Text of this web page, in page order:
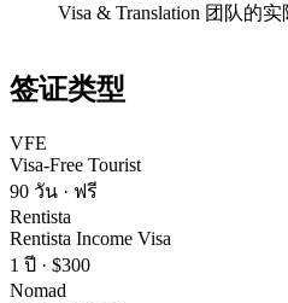
Visa & Translation 团队的
签证类型
VFE
Visa-Free Tourist
90 วัน · ฟรี
Rentista
Rentista Income Visa
1 ปี · $300
Nomad